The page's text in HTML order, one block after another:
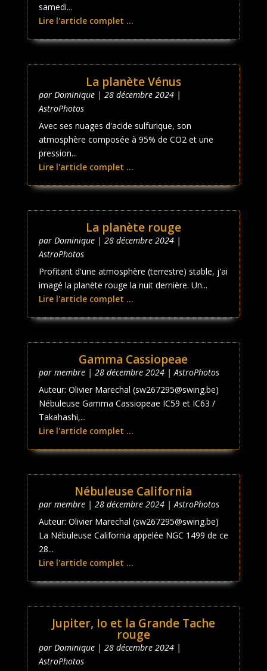
samedi...
Lire l'article complet ...
La planète Vénus
par Dominique| 28 décembre 2024|
AstroPhotos
Avec ses nuages d'acide sulfurique, son
atmosphère composée à 95% de CO2 et une
pression...
Lire l'article complet ...
La planète rouge
par Dominique| 28 décembre 2024|
AstroPhotos
Profitant d'une atmosphère (terrestre) stable, j'ai
imagé la planète rouge la nuit dernière. Un...
Lire l'article complet ...
Gamma Cassiopeae
par membre| 28 décembre 2024|AstroPhotos
Auteur: Olivier Marechal (sw267295@swing.be)
Nébuleuse Gamma Cassiopeae IC59 et IC63 /
Takahashi,...
Lire l'article complet ...
Nébuleuse California
par membre| 28 décembre 2024|AstroPhotos
Auteur: Olivier Marechal (sw267295@swing.be)
La Nébuleuse California appelée NGC 1499 de ce
28...
Lire l'article complet ...
Jupiter, Io et la Grande Tache
rouge
par Dominique| 28 décembre 2024|
AstroPhotos